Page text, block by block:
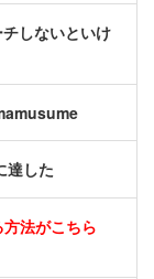
しないといけ
達した
法がこちら